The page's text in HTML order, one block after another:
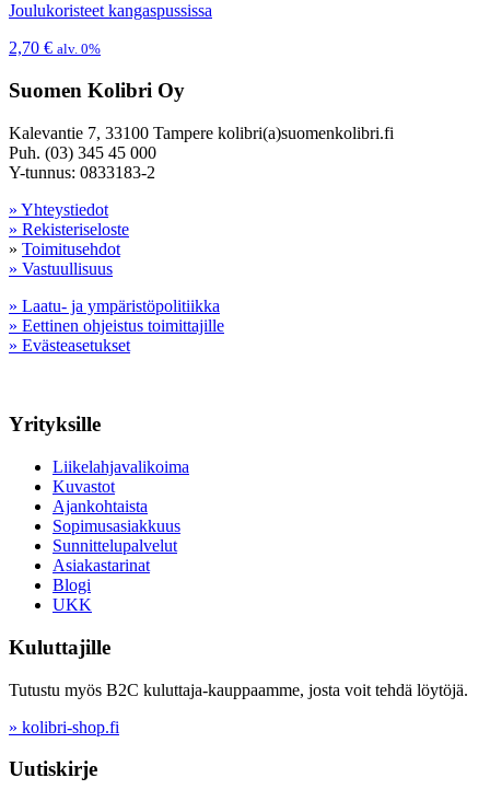
Joulukoristeet kangaspussissa
2,70 € alv. 0%
Suomen Kolibri Oy
Kalevantie 7, 33100 Tampere kolibri(a)suomenkolibri.fi
Puh. (03) 345 45 000
Y-tunnus: 0833183-2
» Yhteystiedot
» Rekisteriseloste
» Toimitusehdot
» Vastuullisuus
» Laatu- ja ympäristöpolitiikka
» Eettinen ohjeistus toimittajille
» Evästeasetukset
Yrityksille
Liikelahjavalikoima
Kuvastot
Ajankohtaista
Sopimusasiakkuus
Sunnittelupalvelut
Asiakastarinat
Blogi
UKK
Kuluttajille
Tutustu myös B2C kuluttaja-kauppaamme, josta voit tehdä löytöjä.
» kolibri-shop.fi
Uutiskirje